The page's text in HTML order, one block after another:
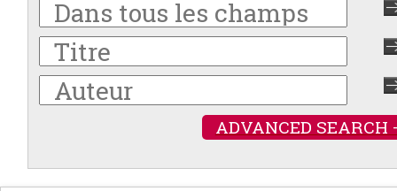
ADVANCED SEARCH